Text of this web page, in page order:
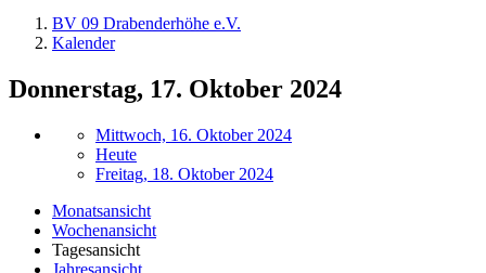
BV 09 Drabenderhöhe e.V.
Kalender
Donnerstag, 17. Oktober 2024
Mittwoch, 16. Oktober 2024
Heute
Freitag, 18. Oktober 2024
Monatsansicht
Wochenansicht
Tagesansicht
Jahresansicht